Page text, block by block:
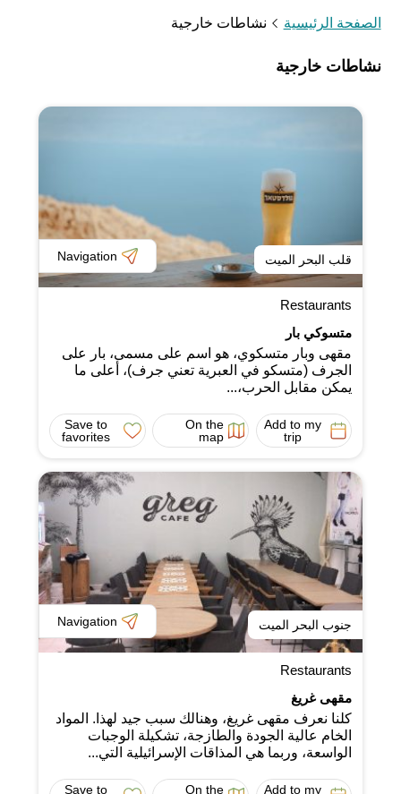
الصفحة الرئيسية نشاطات خارجية
نشاطات خارجية
قلب البحر الميت Navigation
Restaurants
متسوكي بار
مقهى وبار متسكوي، هو اسم على مسمى، بار على
الجرف (متسكو في العبرية تعني جرف)، أعلى ما
يمكن مقابل الحرب،...
Add to my
trip
On the
map
Save to
favorites
جنوب البحر الميت Navigation
Restaurants
مقهى غريغ
كلنا نعرف مقهى غريغ، وهنالك سبب جيد لهذا. المواد
الخام عالية الجودة والطازجة، تشكيلة الوجبات
الواسعة، وربما هي المذاقات الإسرائيلية التي...
Add to my
On the
Save to